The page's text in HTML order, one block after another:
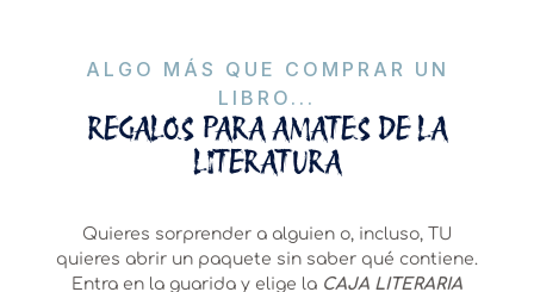
ALGO MÁS QUE COMPRAR UN
LIBRO...
REGALOS PARA AMATES DE LA
LITERATURA
Quieres sorprender a alguien o, incluso, TU
quieres abrir un paquete sin saber qué contiene.
Entra en la guarida y elige la CAJA LITERARIA